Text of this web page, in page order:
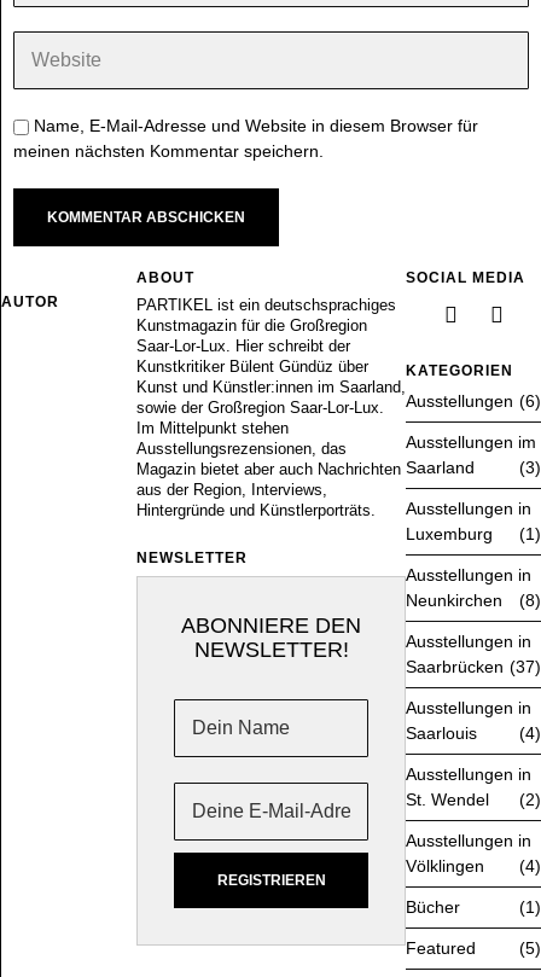
Name, E-Mail-Adresse und Website in diesem Browser für
meinen nächsten Kommentar speichern.
AUTOR
ABOUT
PARTIKEL ist ein deutschsprachiges
Kunstmagazin für die Großregion
Saar-Lor-Lux. Hier schreibt der
Kunstkritiker Bülent Gündüz über
Kunst und Künstler:innen im Saarland,
sowie der Großregion Saar-Lor-Lux.
Im Mittelpunkt stehen
Ausstellungsrezensionen, das
Magazin bietet aber auch Nachrichten
aus der Region, Interviews,
Hintergründe und Künstlerporträts.
NEWSLETTER
ABONNIERE DEN
NEWSLETTER!
SOCIAL MEDIA
KATEGORIEN
Ausstellungen 6
Ausstellungen im
Saarland
3
Ausstellungen in
Luxemburg
1
Ausstellungen in
Neunkirchen
8
Ausstellungen in
Saarbrücken
37
Ausstellungen in
Saarlouis
4
Ausstellungen in
St. Wendel
2
Ausstellungen in
Völklingen
4
Bücher 1
Featured 5